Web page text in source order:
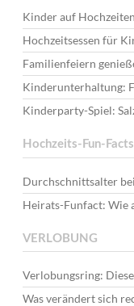
Kinder auf
Hochzeitsessen für
Familienfeiern
Kinderunterhaltung:
Kinderparty-Spiel:
Hochzeits-Fun-Facts
Durchschnittsalter
Heirats-Funfact: Wie
VERLOBUNG
Verlobungsring:
Was verändert sich